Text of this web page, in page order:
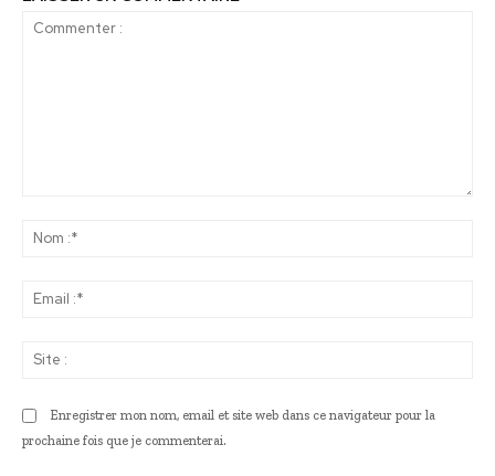
Enregistrer mon nom, email et site web dans ce navigateur pour la
prochaine fois que je commenterai.